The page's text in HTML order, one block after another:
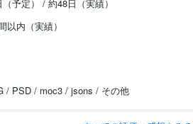
予定） / 約48日（実績）
以内（実績）
/ PSD / moc3 / jsons / その他